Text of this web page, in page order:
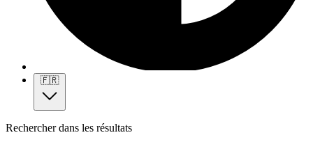
🇫🇷
Rechercher dans les résultats